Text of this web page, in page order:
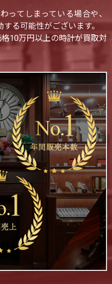
ってしまっている場合や、
る可能性がございます。
10万円以上の時計が買取対